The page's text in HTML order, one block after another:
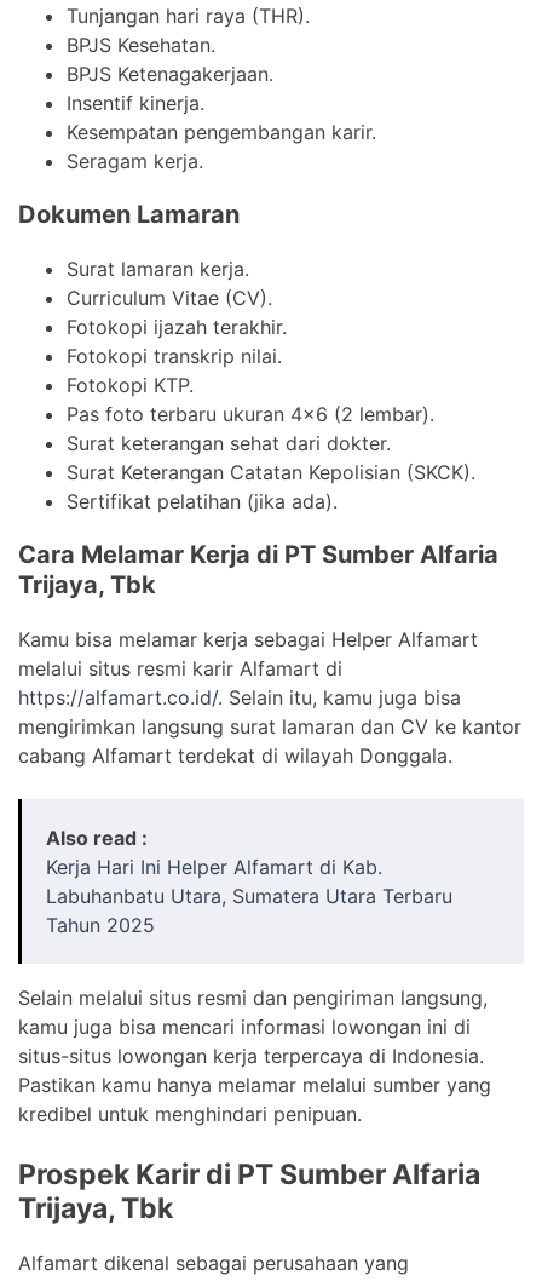
Tunjangan hari raya (THR).
BPJS Kesehatan.
BPJS Ketenagakerjaan.
Insentif kinerja.
Kesempatan pengembangan karir.
Seragam kerja.
Dokumen Lamaran
Surat lamaran kerja.
Curriculum Vitae (CV).
Fotokopi ijazah terakhir.
Fotokopi transkrip nilai.
Fotokopi KTP.
Pas foto terbaru ukuran 4×6 (2 lembar).
Surat keterangan sehat dari dokter.
Surat Keterangan Catatan Kepolisian (SKCK).
Sertifikat pelatihan (jika ada).
Cara Melamar Kerja di PT Sumber Alfaria
Trijaya, Tbk
Kamu bisa melamar kerja sebagai Helper Alfamart
melalui situs resmi karir Alfamart di
https://alfamart.co.id/. Selain itu, kamu juga bisa
mengirimkan langsung surat lamaran dan CV ke kantor
cabang Alfamart terdekat di wilayah Donggala.
Also read :
Kerja Hari Ini Helper Alfamart di Kab.
Labuhanbatu Utara, Sumatera Utara Terbaru
Tahun 2025
Selain melalui situs resmi dan pengiriman langsung,
kamu juga bisa mencari informasi lowongan ini di
situs-situs lowongan kerja terpercaya di Indonesia.
Pastikan kamu hanya melamar melalui sumber yang
kredibel untuk menghindari penipuan.
Prospek Karir di PT Sumber Alfaria
Trijaya, Tbk
Alfamart dikenal sebagai perusahaan yang